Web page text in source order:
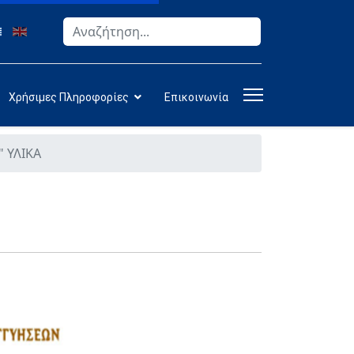
Αναζήτηση
Χρήσιμες Πληροφορίες Επικοινωνία